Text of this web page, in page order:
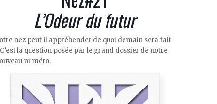
L’Odeur du futur
nez peut-il appréhender de quoi demain sera fait
C’est la question posée par le grand dossier de notre
numéro.